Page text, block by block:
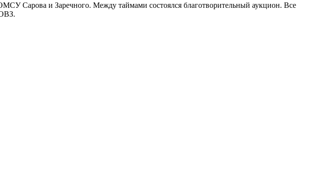
Сарова и Заречного. Между таймами состоялся благотворительный аукцион. Все